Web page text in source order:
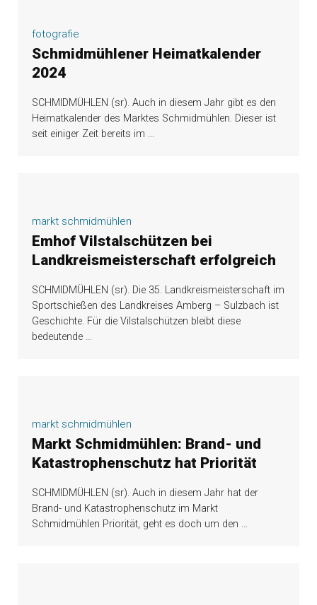
fotografie
Schmidmühlener Heimatkalender
2024
SCHMIDMÜHLEN (sr). Auch in diesem Jahr gibt es den
Heimatkalender des Marktes Schmidmühlen. Dieser ist
seit einiger Zeit bereits im …
markt schmidmühlen
Emhof Vilstalschützen bei
Landkreismeisterschaft erfolgreich
SCHMIDMÜHLEN (sr). Die 35. Landkreismeisterschaft im
Sportschießen des Landkreises Amberg – Sulzbach ist
Geschichte. Für die Vilstalschützen bleibt diese
bedeutende …
markt schmidmühlen
Markt Schmidmühlen: Brand- und
Katastrophenschutz hat Priorität
SCHMIDMÜHLEN (sr). Auch in diesem Jahr hat der
Brand- und Katastrophenschutz im Markt
Schmidmühlen Priorität, geht es doch um den …